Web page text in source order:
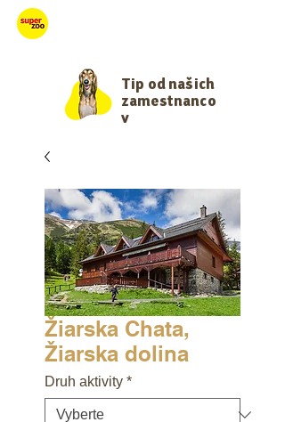
Tip od našich
zamestnanco
v
Žiarska Chata,
Žiarska dolina
Druh aktivity *